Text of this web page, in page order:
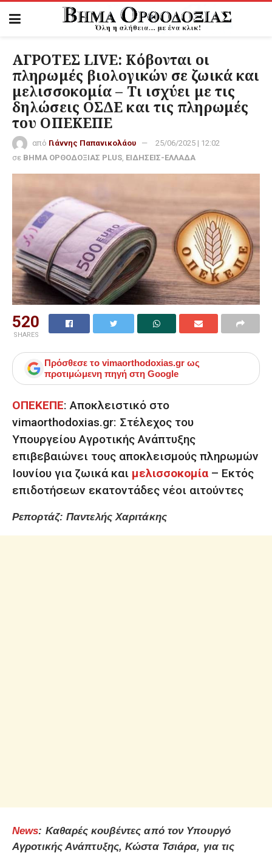
ΑΓΡΟΤΕΣ LIVE: Κόβονται οι
πληρωμές βιολογικών σε ζωικά και
μελισσοκομία – Τι ισχύει με τις
δηλώσεις ΟΣΔΕ και τις πληρωμές
του ΟΠΕΚΕΠΕ
από Γιάννης Παπανικολάου
25/06/2025 | 12:02
σε ΒΗΜΑ ΟΡΘΟΔΟΞΙΑΣ PLUS, ΕΙΔΗΣΕΙΣ-ΕΛΛΑΔΑ
520
SHARES
Πρόσθεσε το vimaorthodoxias.gr ως
προτιμώμενη πηγή στη Google
ΟΠΕΚΕΠΕ:Αποκλειστικό στο
vimaorthodoxias.gr: Στέλεχος του
Υπουργείου Αγροτικής Ανάπτυξης
επιβεβαιώνει τους αποκλεισμούς πληρωμών
Ιουνίου για ζωικά και μελισσοκομία – Εκτός
επιδοτήσεων εκατοντάδες νέοι αιτούντες
Ρεπορτάζ: Παντελής Χαριτάκης
News: Καθαρές κουβέντες από τον Υπουργό
Αγροτικής Ανάπτυξης, Κώστα Τσιάρα, για τις